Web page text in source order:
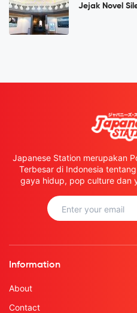
Jejak Novel
Japanese Station merupakan
Terbesar di Indonesia
gaya hidup, pop culture dan
Information
About
Contact